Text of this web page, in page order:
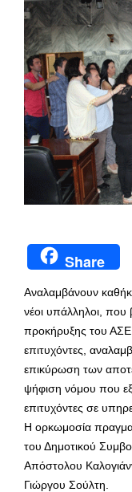
Share
Αναλαμβάνουν
νέοι υπάλληλοι, που
προκήρυξης του
επιτυχόντες,
επικύρωση των
ψήφιση νόμου που
επιτυχόντες σε
Η ορκωμοσία
του Δημοτικού
Απόστολου
Γιώργου Σούλτη.